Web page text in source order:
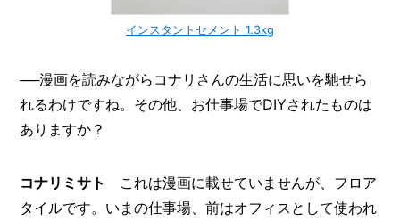
インスタントセメント 1.3kg
──漫画を読みながらコナリさんの生活に思いを馳せら
れるわけですね。その他、お仕事場でDIYされたものは
ありますか？
コナリミサト
これは漫画に載せていませんが、フロア
タイルです。いまの仕事場、前はオフィスとして使われ